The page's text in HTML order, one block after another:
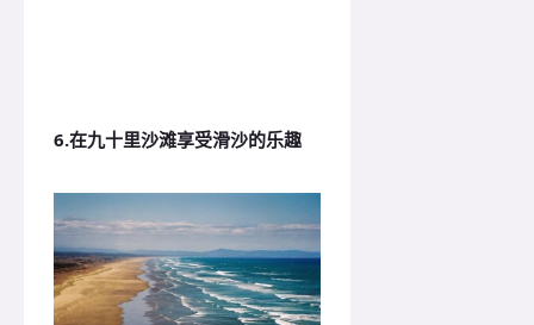
6.在九十里沙滩享受滑沙的乐趣